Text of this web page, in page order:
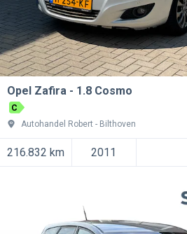
Opel Zafira 1.8 Cosmo
C
Autohandel Robert
Bilthoven
216.832 km 2011